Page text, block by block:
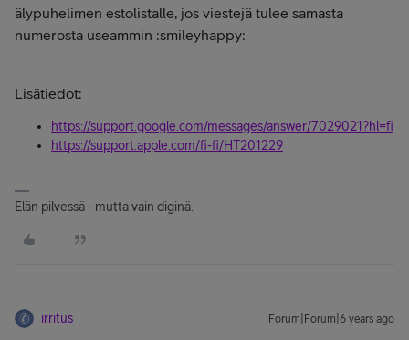
älypuhelimen estolistalle, jos viestejä tulee samasta
numerosta useammin :smileyhappy:
Lisätiedot:
https://support.google.com/messages/answer/7029021?hl=fi
https://support.apple.com/fi-fi/HT201229
Elän pilvessä - mutta vain diginä.
irritus Forum|Forum|6 years ago